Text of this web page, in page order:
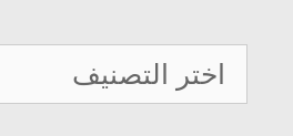
صيانة
تكييف